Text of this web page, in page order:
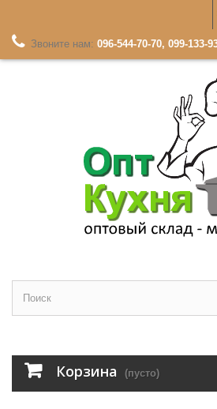
Звоните нам: 096-544-70-70, 099-133-
Корзина (пусто)